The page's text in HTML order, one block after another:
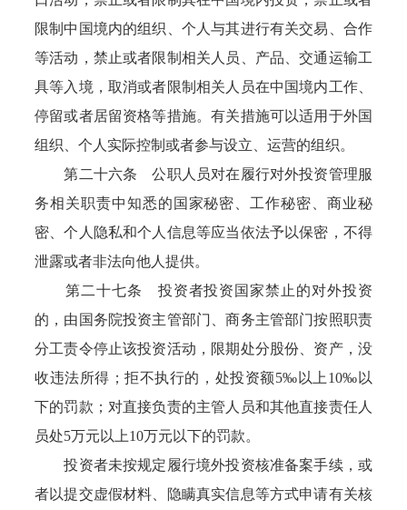
限制中国境内的组织、个人与其进行有关交易、合作
等活动，禁止或者限制相关人员、产品、交通运输工
具等入境，取消或者限制相关人员在中国境内工作、
停留或者居留资格等措施。有关措施可以适用于外国
组织、个人实际控制或者参与设立、运营的组织。
第二十六条 公职人员对在履行对外投资管理服
务相关职责中知悉的国家秘密、工作秘密、商业秘
密、个人隐私和个人信息等应当依法予以保密，不得
泄露或者非法向他人提供。
第二十七条 投资者投资国家禁止的对外投资
的，由国务院投资主管部门、商务主管部门按照职责
分工责令停止该投资活动，限期处分股份、资产，没
收违法所得；拒不执行的，处投资额5‰以上10‰以
下的罚款；对直接负责的主管人员和其他直接责任人
员处5万元以上10万元以下的罚款。
投资者未按规定履行境外投资核准备案手续，或
者以提交虚假材料、隐瞒真实信息等方式申请有关核